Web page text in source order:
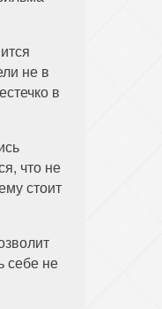
не в
в
что не
стоит
себе не